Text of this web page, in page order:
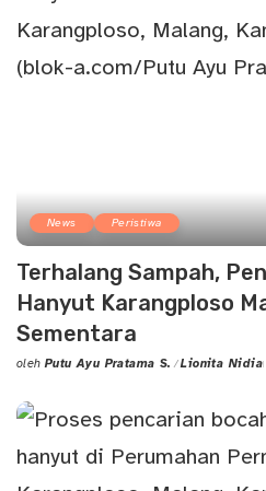
News Peristiwa
Terhalang Sampah,
Hanyut Karangploso
Sementara
Posted
oleh Putu Ayu Pratama S. Lionita Nidia